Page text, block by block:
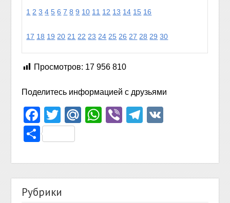
1 2 3 4 5 6 7 8 9 10 11 12 13 14 15 16
17 18 19 20 21 22 23 24 25 26 27 28 29 30
Просмотров: 17 956 810
Поделитесь информацией с друзьями
Facebook
TwitterMail.Ru
WhatsApp
ViberTelegram
Отправить
Рубрики